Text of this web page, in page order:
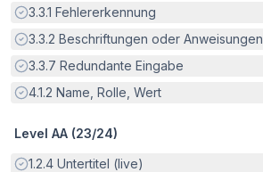
Erfüllt:
3.3.1 Fehlererkennung
Erfüllt:
3.3.2 Beschriftungen oder Anweisungen
Erfüllt:
3.3.7 Redundante Eingabe
Erfüllt:
4.1.2 Name, Rolle, Wert
Level AA (23/24)
Erfüllt:
1.2.4 Untertitel (live)